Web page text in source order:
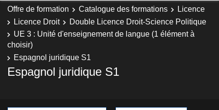
Offre de formation Catalogue des formations
Licence
Licence Droit
Double Licence Droit-Science Politique
UE 3 : Unité d'enseignement de langue (1 élément à
choisir)
Espagnol juridique S1
Espagnol juridique S1